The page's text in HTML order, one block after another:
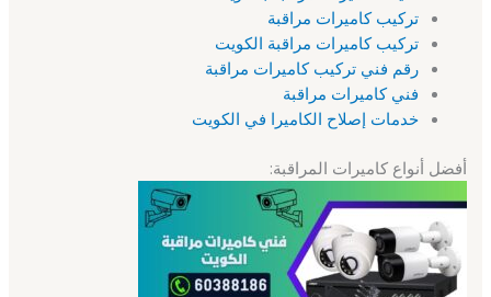
تركيب كاميرات مراقبة
تركيب كاميرات مراقبة الكويت
رقم فني تركيب كاميرات مراقبة
فني كاميرات مراقبة
خدمات إصلاح الكاميرا في الكويت
أفضل أنواع كاميرات المراقبة: